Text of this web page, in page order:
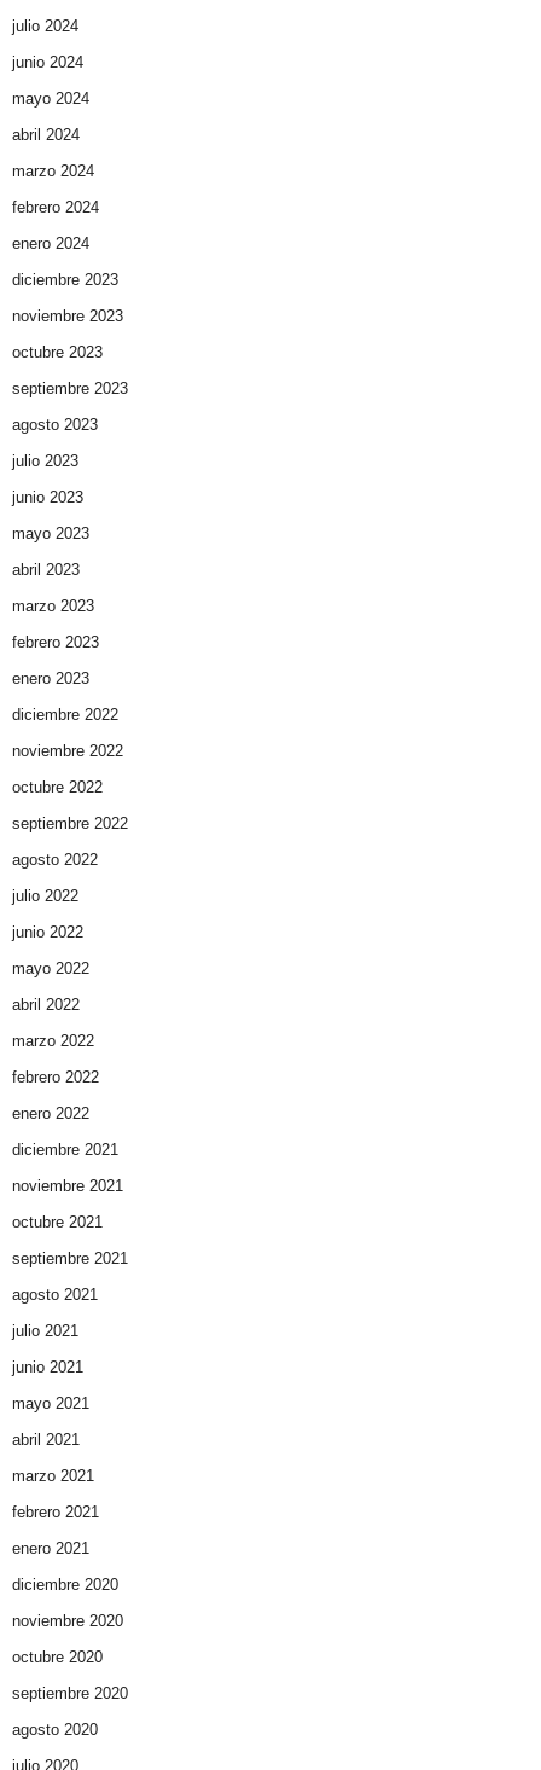
julio 2024
junio 2024
mayo 2024
abril 2024
marzo 2024
febrero 2024
enero 2024
diciembre 2023
noviembre 2023
octubre 2023
septiembre 2023
agosto 2023
julio 2023
junio 2023
mayo 2023
abril 2023
marzo 2023
febrero 2023
enero 2023
diciembre 2022
noviembre 2022
octubre 2022
septiembre 2022
agosto 2022
julio 2022
junio 2022
mayo 2022
abril 2022
marzo 2022
febrero 2022
enero 2022
diciembre 2021
noviembre 2021
octubre 2021
septiembre 2021
agosto 2021
julio 2021
junio 2021
mayo 2021
abril 2021
marzo 2021
febrero 2021
enero 2021
diciembre 2020
noviembre 2020
octubre 2020
septiembre 2020
agosto 2020
julio 2020